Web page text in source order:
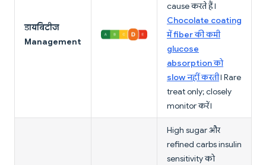
डायबिटीज
Management
cause करते हैं।
Chocolate coating
में fiber की कमी
glucose
absorption को
slow नहीं करती। Rare
treat only; closely
monitor करें।
High sugar और
refined carbs insulin
sensitivity को